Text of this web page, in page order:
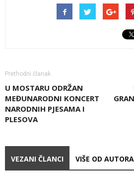
Prethodni članak
U MOSTARU ODRŽAN
MEĐUNARODNI KONCERT
NARODNIH PJESAMA I
PLESOVA
VEZANI ČLANCI VIŠE OD AUTORA